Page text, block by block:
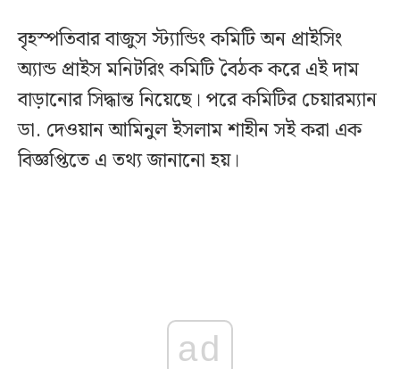
বৃহস্পতিবার বাজুস স্ট্যান্ডিং কমিটি অন প্রাইসিং
অ্যান্ড প্রাইস মনিটরিং কমিটি বৈঠক করে এই দাম
বাড়ানোর সিদ্ধান্ত নিয়েছে। পরে কমিটির চেয়ারম্যান
ডা. দেওয়ান আমিনুল ইসলাম শাহীন সই করা এক
বিজ্ঞপ্তিতে এ তথ্য জানানো হয়।
ad